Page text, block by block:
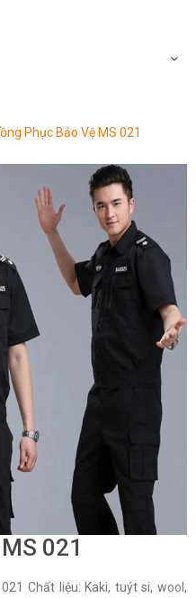
Phục Bảo Vệ MS 021
021
Chất liệu: Kaki, tuýt si, wool,